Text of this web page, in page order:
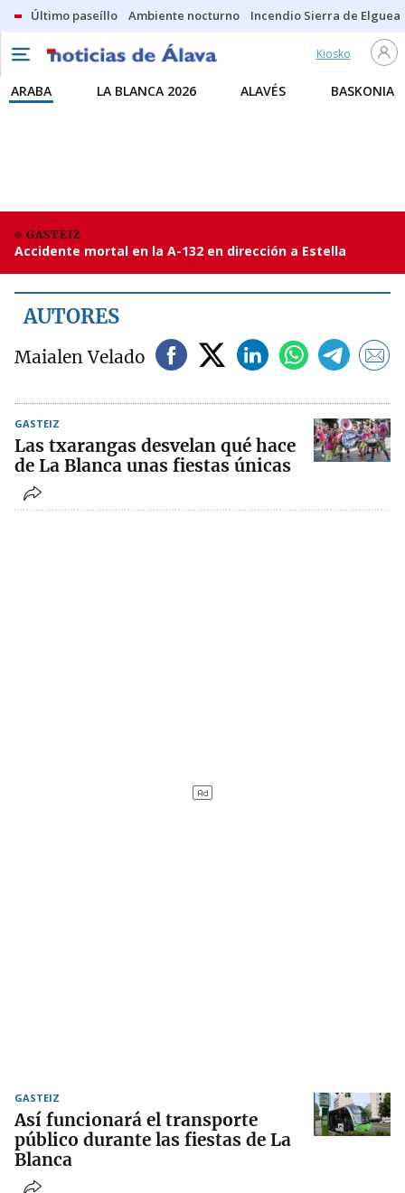
Último paseíllo Ambiente nocturno Incendio Sierra de Elguea
Kiosko
ARABA LA BLANCA 2026 ALAVÉS BASKONIA
GASTEIZ
Accidente mortal en la A-132 en dirección a Estella
AUTORES
Maialen Velado
GASTEIZ
Las txarangas desvelan qué hace
de La Blanca unas fiestas únicas
GASTEIZ
Así funcionará el transporte
público durante las fiestas de La
Blanca